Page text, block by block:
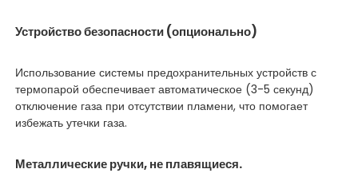
Устройство безопасности (опционально)
Использование системы предохранительных устройств с
термопарой обеспечивает автоматическое (3-5 секунд)
отключение газа при отсутствии пламени, что помогает
избежать утечки газа.
Металлические ручки, не плавящиеся.